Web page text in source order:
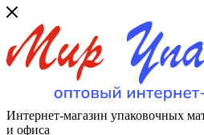
Интернет-магазин упаковочных
и офиса